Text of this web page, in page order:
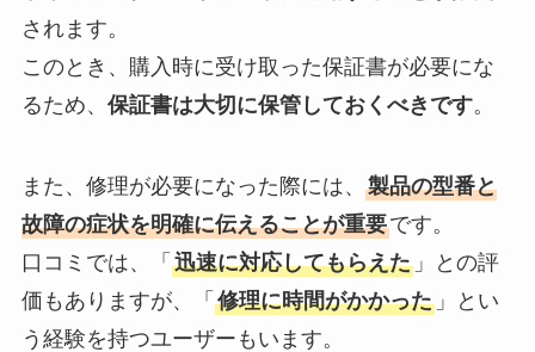
されます。
このとき、購入時に受け取った保証書が必要にな
るため、 保証書は大切に保管しておくべきです。
また、修理が必要になった際には、 製品の型番と
故障の症状を明確に伝えることが重要です。
口コミでは、「 迅速に対応してもらえた」との評
価もありますが、「 修理に時間がかかった」とい
う経験を持つユーザーもいます。